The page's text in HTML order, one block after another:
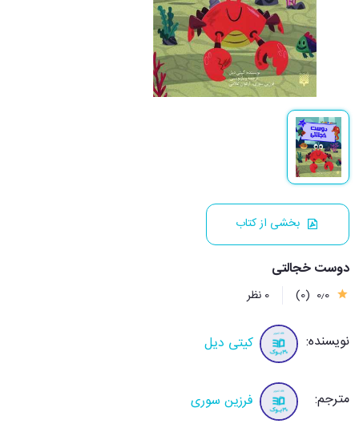
بخشی از کتاب
دوست خجالتی
0٫0 (0) 0 نظر
نویسنده: کیتی دیل
مترجم: فرزین سوری